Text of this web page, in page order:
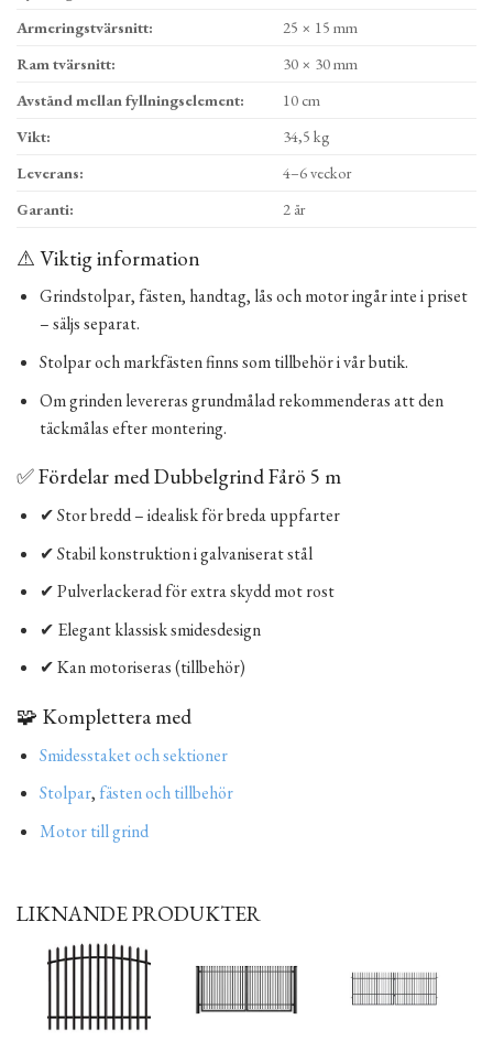
Armeringstvärsnitt:
25 × 15 mm
Ram tvärsnitt:
30 × 30 mm
Avstånd mellan fyllningselement:
10 cm
Vikt:
34,5 kg
Leverans:
4–6 veckor
Garanti:
2 år
⚠ Viktig information
Grindstolpar, fästen, handtag, lås och motor ingår inte i priset
– säljs separat.
Stolpar och markfästen finns som tillbehör i vår butik.
Om grinden levereras grundmålad rekommenderas att den
täckmålas efter montering.
✅ Fördelar med Dubbelgrind Fårö 5 m
✔ Stor bredd – idealisk för breda uppfarter
✔ Stabil konstruktion i galvaniserat stål
✔ Pulverlackerad för extra skydd mot rost
✔ Elegant klassisk smidesdesign
✔ Kan motoriseras (tillbehör)
🧩 Komplettera med
Smidesstaket och sektioner
Stolpar, fästen och tillbehör
Motor till grind
LIKNANDE PRODUKTER